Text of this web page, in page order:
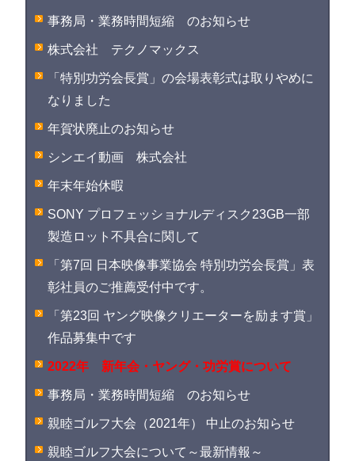
事務局・業務時間短縮 のお知らせ
株式会社 テクノマックス
「特別功労会長賞」の会場表彰式は取りやめに
なりました
年賀状廃止のお知らせ
シンエイ動画 株式会社
年末年始休暇
SONY プロフェッショナルディスク23GB一部
製造ロット不具合に関して
「第7回 日本映像事業協会 特別功労会長賞」表
彰社員のご推薦受付中です。
「第23回 ヤング映像クリエーターを励ます賞」
作品募集中です
2022年 新年会・ヤング・功労賞について
事務局・業務時間短縮 のお知らせ
親睦ゴルフ大会（2021年） 中止のお知らせ
親睦ゴルフ大会について～最新情報～